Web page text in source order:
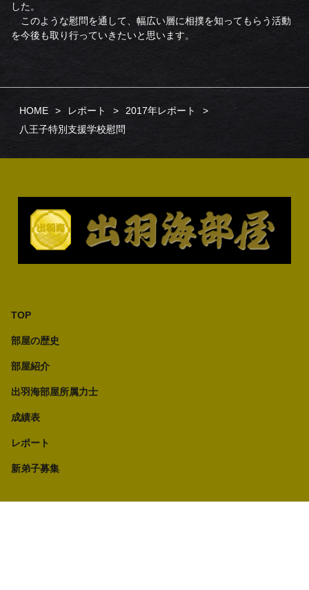
した。
このような慰問を通して、幅広い層に相撲を知ってもらう活動
を今後も取り行っていきたいと思います。
HOME レポート
2017年レポート
八王子特別支援学校慰問
TOP
部屋の歴史
部屋紹介
出羽海部屋所属力士
成績表
レポート
新弟子募集